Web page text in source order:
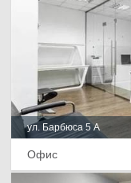
ул. Барбюса 5 А
Офис